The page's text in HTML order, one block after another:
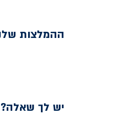
ההמלצות
יש לך שאלה?